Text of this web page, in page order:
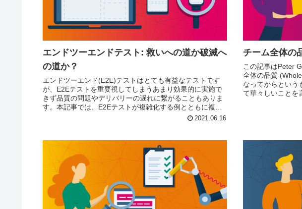
エンドツーエンドテスト: 救いへの道か破滅へ
の道か？
エンドツーエンド(E2E)テストはとても有益なテストです
が、E2Eテストを重要視してしまうあまり効果的に実施で
きず品質の問題やデリバリーの遅れに繋がることもありま
す。本記事では、E2Eテストが複雑化する例とともに複雑
2021.06.16
チーム全体の
この記事はPeter
全体の品質
なってからという
て華々しいことを